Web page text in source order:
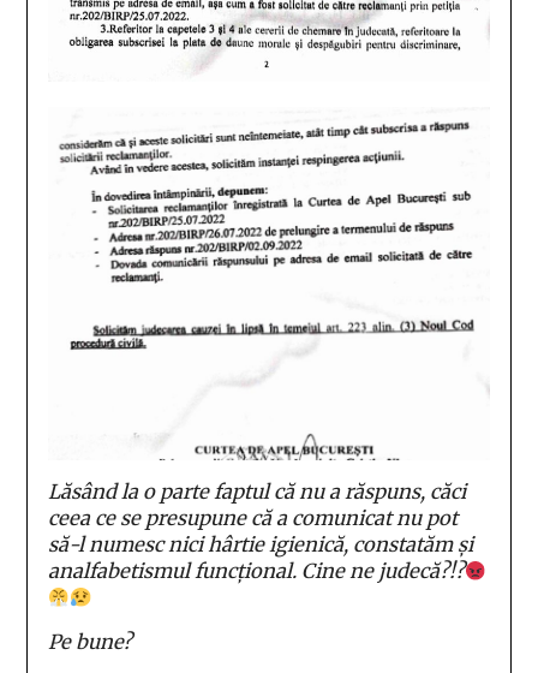
Lăsând la o parte faptul că nu a răspuns, căci
ceea ce se presupune că a comunicat nu pot
să-l numesc nici hârtie igienică, constatăm și
analfabetismul funcțional. Cine ne judecă?!?
Pe bune?